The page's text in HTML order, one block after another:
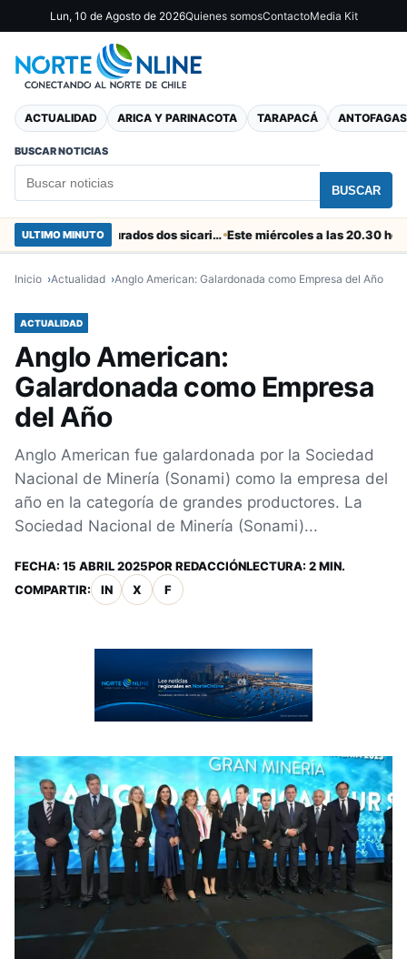
Lun, 10 de Agosto de 2026Quienes somosContactoMedia Kit
ACTUALIDAD ARICA Y PARINACOTA TARAPACÁ
BUSCAR NOTICIAS
BUSCAR
ULTIMO MINUTO En el “colador” de Cuya fueron capturados dos sicarios colombianos
Inicio Actualidad Anglo American: Galardonada como Empresa del Año
ACTUALIDAD
Anglo American:
Galardonada como Empresa
del Año
Anglo American fue galardonada por la Sociedad
Nacional de Minería (Sonami) como la empresa del
año en la categoría de grandes productores. La
Sociedad Nacional de Minería (Sonami)...
FECHA: 15 ABRIL 2025POR REDACCIÓNLECTURA: 2 MIN.
COMPARTIR:
IN X F